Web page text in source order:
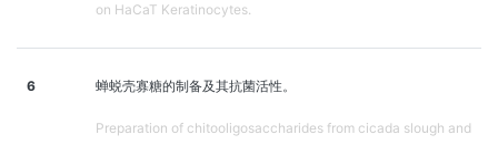
on HaCaT Keratinocytes.
6 蝉蜕壳寡糖的制备及其抗菌活性。
Preparation of chitooligosaccharides from cicada slough and